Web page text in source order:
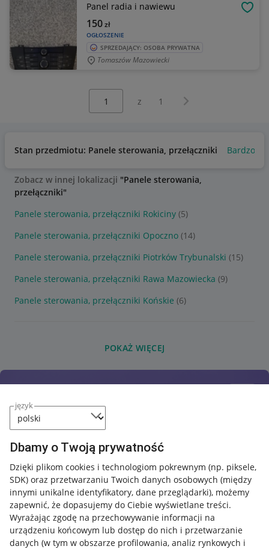
język
Dbamy o Twoją prywatność
Dzięki plikom cookies i technologiom pokrewnym (np. piksele,
SDK) oraz przetwarzaniu Twoich danych osobowych (między
innymi unikalne identyfikatory, dane przeglądarki), możemy
zapewnić, że dopasujemy do Ciebie wyświetlane treści.
Wyrażając zgodę na przechowywanie informacji na
urządzeniu końcowym lub dostęp do nich i przetwarzanie
danych (w tym w obszarze profilowania, analiz rynkowych i
Panel radia i nawiewu
OGŁOSZENIE
150zł
SPRZEDAJĄCY: OSOBA PRYWATNA
Tomaszów Mazowiecki
z 1 Następna strona
Stan przedmiotu: Panele sterowania, przełączniki Bardzo
Zobacz w innej lokalizacji "Panele sterowania,
przełączniki"
Panele sterowania, przełączniki Rokiciny (5)
Panele sterowania, przełączniki Opoczno (14)
Panele sterowania, przełączniki Piotrków Trybunalski (15)
Panele sterowania, przełączniki Rawa Mazowiecka (9)
Panele sterowania, przełączniki Końskie (6)
POKAŻ WIĘCEJ